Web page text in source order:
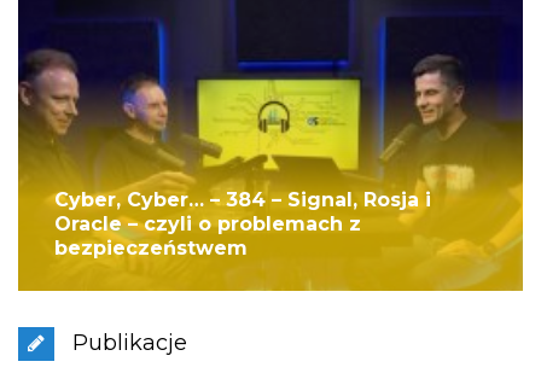
Cyber, Cyber… – 384 – Signal, Rosja i
Oracle – czyli o problemach z
bezpieczeństwem
Publikacje